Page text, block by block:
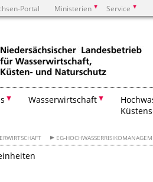
Portal Ministerien Service
Wasserwirtschaft
EG-